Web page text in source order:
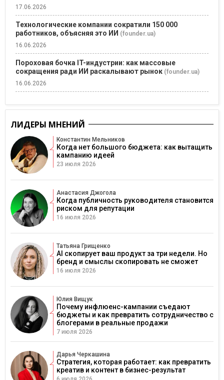
17.06.2026
Технологические компании сократили 150 000
работников, объясняя это ИИ (founder.ua)
16.06.2026
Пороховая бочка IT-индустрии: как массовые
сокращения ради ИИ раскалывают рынок (founder.ua)
16.06.2026
ЛИДЕРЫ МНЕНИЙ
Константин Мельников
Когда нет большого бюджета: как вытащить
кампанию идеей
23 июля 2026
Анастасия Джогола
Когда публичность руководителя становится
риском для репутации
16 июля 2026
Татьяна Грищенко
AI скопирует ваш продукт за три недели. Но
бренд и смыслы скопировать не сможет
16 июля 2026
Юлия Вищук
Почему инфлюенс-кампании съедают
бюджеты и как превратить сотрудничество с
блогерами в реальные продажи
7 июля 2026
Дарья Черкашина
Стратегия, которая работает: как превратить
креатив и контент в бизнес-результат